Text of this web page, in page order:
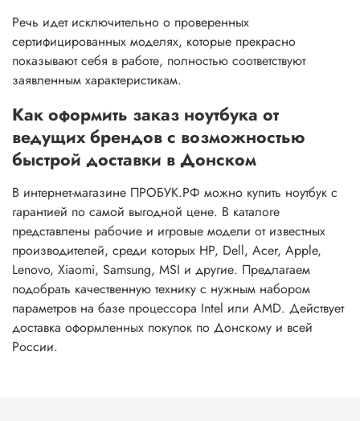
Речь идет исключительно о проверенных
сертифицированных моделях, которые прекрасно
показывают себя в работе, полностью соответствуют
заявленным характеристикам.
Как оформить заказ ноутбука от
ведущих брендов с возможностью
быстрой доставки в Донском
В интернет-магазине ПРОБУК.РФ можно купить ноутбук с
гарантией по самой выгодной цене. В каталоге
представлены рабочие и игровые модели от известных
производителей, среди которых HP, Dell, Acer, Apple,
Lenovo, Xiaomi, Samsung, MSI и другие. Предлагаем
подобрать качественную технику с нужным набором
параметров на базе процессора Intel или AMD. Действует
доставка оформленных покупок по Донскому и всей
России.